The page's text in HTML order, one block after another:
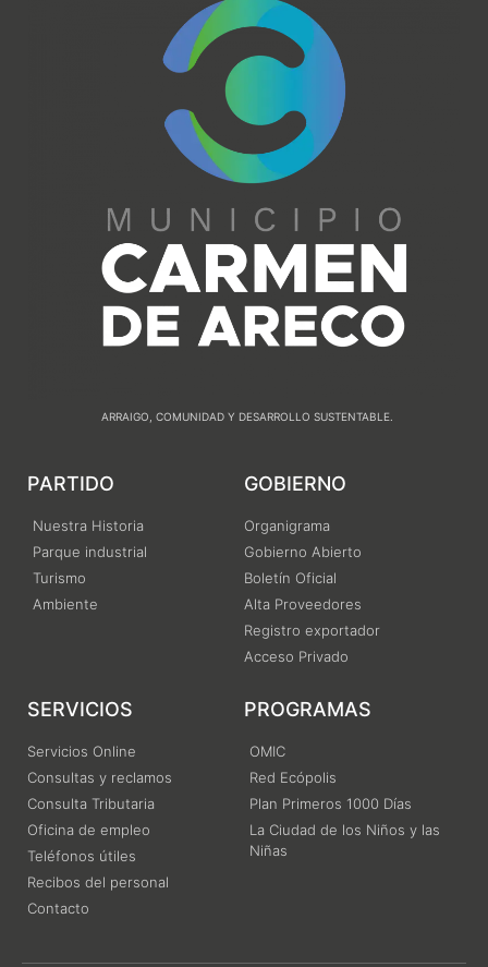
ARRAIGO, COMUNIDAD Y DESARROLLO SUSTENTABLE.
PARTIDO
Nuestra Historia
Parque industrial
Turismo
Ambiente
GOBIERNO
Organigrama
Gobierno Abierto
Boletín Oficial
Alta Proveedores
Registro exportador
Acceso Privado
SERVICIOS
Servicios Online
Consultas y reclamos
Consulta Tributaria
Oficina de empleo
Teléfonos útiles
Recibos del personal
Contacto
PROGRAMAS
OMIC
Red Ecópolis
Plan Primeros 1000 Días
La Ciudad de los Niños y las
Niñas